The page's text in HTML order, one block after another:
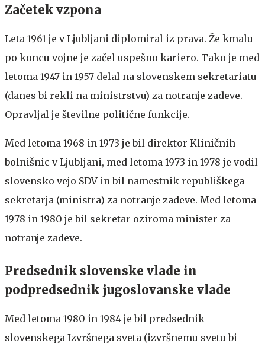
Začetek vzpona
Leta 1961 je v Ljubljani diplomiral iz prava. Že kmalu
po koncu vojne je začel uspešno kariero. Tako je med
letoma 1947 in 1957 delal na slovenskem sekretariatu
(danes bi rekli na ministrstvu) za notranje zadeve.
Opravljal je številne politične funkcije.
Med letoma 1968 in 1973 je bil direktor Kliničnih
bolnišnic v Ljubljani, med letoma 1973 in 1978 je vodil
slovensko vejo SDV in bil namestnik republiškega
sekretarja (ministra) za notranje zadeve. Med letoma
1978 in 1980 je bil sekretar oziroma minister za
notranje zadeve.
Predsednik slovenske vlade in
podpredsednik jugoslovanske vlade
Med letoma 1980 in 1984 je bil predsednik
slovenskega Izvršnega sveta (izvršnemu svetu bi